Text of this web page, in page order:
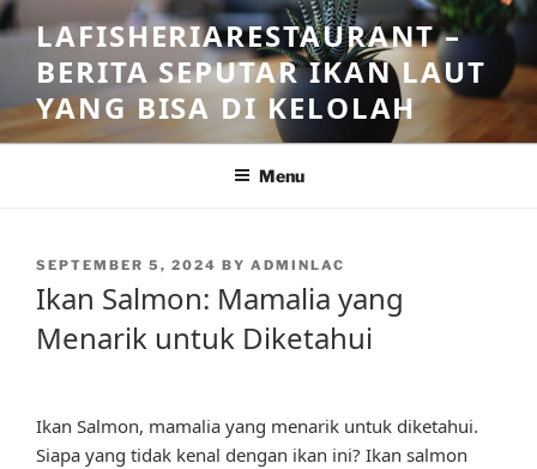
Skip
to
content
LAFISHERIARESTAURANT –
BERITA SEPUTAR IKAN LAUT
YANG BISA DI KELOLAH
Menu
POSTED
ON
SEPTEMBER 5, 2024 BY ADMINLAC
Ikan Salmon: Mamalia yang
Menarik untuk Diketahui
Ikan Salmon, mamalia yang menarik untuk diketahui.
Siapa yang tidak kenal dengan ikan ini? Ikan salmon